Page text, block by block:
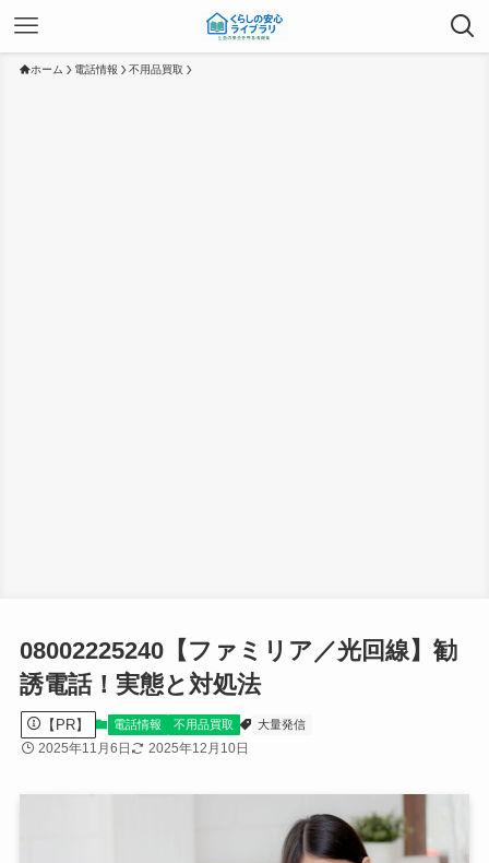
ホーム 電話情報 不用品買取
08002225240【ファミリア／光回線】勧
誘電話！実態と対処法
【PR】 電話情報 不用品買取 大量発信
2025年11月6日 2025年12月10日